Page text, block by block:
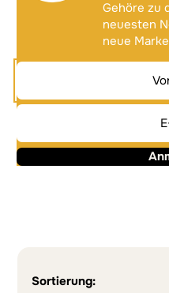
Gehöre zu
neuesten
neue
Sortierung: